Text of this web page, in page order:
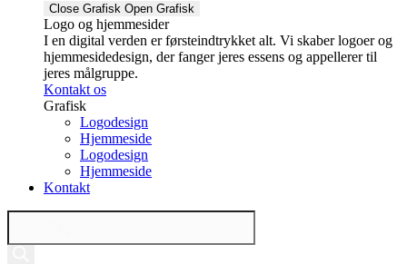
Close Grafisk Open Grafisk
Logo og hjemmesider
I en digital verden er førsteindtrykket alt. Vi skaber logoer og
hjemmesidedesign, der fanger jeres essens og appellerer til
jeres målgruppe.
Kontakt os
Grafisk
Logodesign
Hjemmeside
Logodesign
Hjemmeside
Kontakt
Products